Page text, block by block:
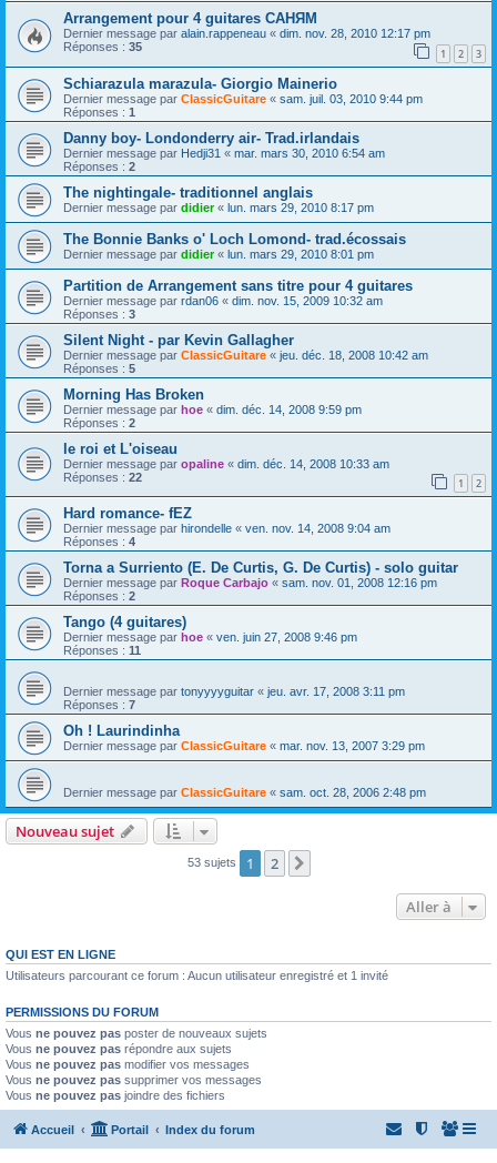
Arrangement pour 4 guitares САНЯМ
Dernier message par alain.rappeneau « dim. nov. 28, 2010 12:17 pm
Réponses : 35 1 2 3
Schiarazula marazula- Giorgio Mainerio
Dernier message par ClassicGuitare « sam. juil. 03, 2010 9:44 pm
Réponses : 1
Danny boy- Londonderry air- Trad.irlandais
Dernier message par Hedji31 « mar. mars 30, 2010 6:54 am
Réponses : 2
The nightingale- traditionnel anglais
Dernier message par didier« lun. mars 29, 2010 8:17 pm
The Bonnie Banks o' Loch Lomond- trad.écossais
Dernier message par didier« lun. mars 29, 2010 8:01 pm
Partition de Arrangement sans titre pour 4 guitares
Dernier message par rdan06 « dim. nov. 15, 2009 10:32 am
Réponses : 3
Silent Night - par Kevin Gallagher
Dernier message par ClassicGuitare « jeu. déc. 18, 2008 10:42 am
Réponses : 5
Morning Has Broken
Dernier message par hoe « dim. déc. 14, 2008 9:59 pm
Réponses : 2
le roi et L'oiseau
Dernier message par opaline « dim. déc. 14, 2008 10:33 am
Réponses : 22 1 2
Hard romance- fEZ
Dernier message par hirondelle « ven. nov. 14, 2008 9:04 am
Réponses : 4
Torna a Surriento (E. De Curtis, G. De Curtis) - solo guitar
Dernier message par Roque Carbajo « sam. nov. 01, 2008 12:16 pm
Réponses : 2
Tango (4 guitares)
Dernier message par hoe « ven. juin 27, 2008 9:46 pm
Réponses : 11
Dernier message par tonyyyyguitar « jeu. avr. 17, 2008 3:11 pm
Réponses : 7
Oh ! Laurindinha
Dernier message par ClassicGuitare « mar. nov. 13, 2007 3:29 pm
Dernier message par ClassicGuitare « sam. oct. 28, 2006 2:48 pm
Nouveau sujet
53 sujets 1 2
Aller à
QUI EST EN LIGNE
Utilisateurs parcourant ce forum : Aucun utilisateur enregistré et 1 invité
PERMISSIONS DU FORUM
Vous ne pouvez pas poster de nouveaux sujets
Vous ne pouvez pas répondre aux sujets
Vous ne pouvez pas modifier vos messages
Vous ne pouvez pas supprimer vos messages
Vous ne pouvez pas joindre des fichiers
Accueil Portail Index du forum